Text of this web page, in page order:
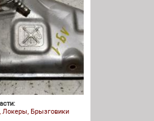
Локеры, Брызговики